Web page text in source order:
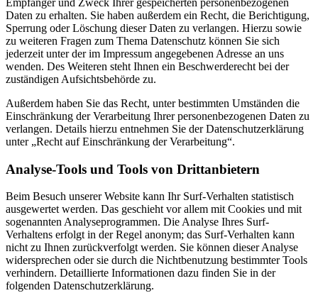
Empfänger und Zweck Ihrer gespeicherten personenbezogenen
Daten zu erhalten. Sie haben außerdem ein Recht, die Berichtigung,
Sperrung oder Löschung dieser Daten zu verlangen. Hierzu sowie
zu weiteren Fragen zum Thema Datenschutz können Sie sich
jederzeit unter der im Impressum angegebenen Adresse an uns
wenden. Des Weiteren steht Ihnen ein Beschwerderecht bei der
zuständigen Aufsichtsbehörde zu.
Außerdem haben Sie das Recht, unter bestimmten Umständen die
Einschränkung der Verarbeitung Ihrer personenbezogenen Daten zu
verlangen. Details hierzu entnehmen Sie der Datenschutzerklärung
unter „Recht auf Einschränkung der Verarbeitung“.
Analyse-Tools und Tools von Drittanbietern
Beim Besuch unserer Website kann Ihr Surf-Verhalten statistisch
ausgewertet werden. Das geschieht vor allem mit Cookies und mit
sogenannten Analyseprogrammen. Die Analyse Ihres Surf-
Verhaltens erfolgt in der Regel anonym; das Surf-Verhalten kann
nicht zu Ihnen zurückverfolgt werden. Sie können dieser Analyse
widersprechen oder sie durch die Nichtbenutzung bestimmter Tools
verhindern. Detaillierte Informationen dazu finden Sie in der
folgenden Datenschutzerklärung.